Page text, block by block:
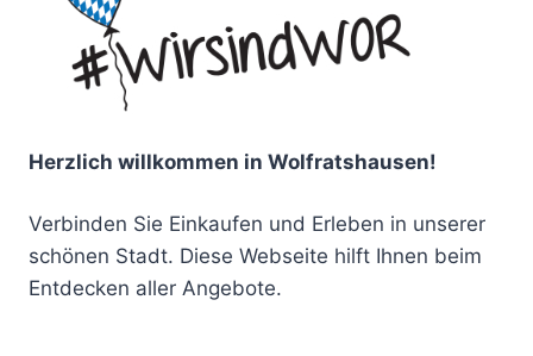
Herzlich willkommen in Wolfratshausen!
Verbinden Sie Einkaufen und Erleben in unserer
schönen Stadt. Diese Webseite hilft Ihnen beim
Entdecken aller Angebote.